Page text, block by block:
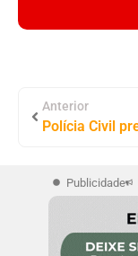
Anterior
Publicidade